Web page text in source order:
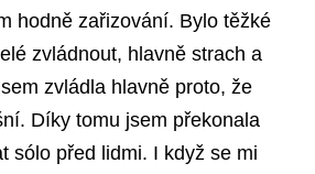
hodně zařizování. Bylo těžké
zvládnout, hlavně strach a
zvládla hlavně proto, že
Díky tomu jsem překonala
sólo před lidmi. I když se mi